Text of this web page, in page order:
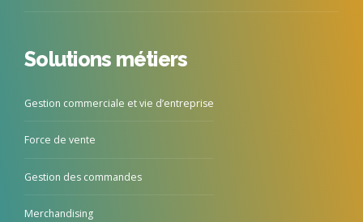
Solutions métiers
Gestion commerciale et vie d’entreprise
Force de vente
Gestion des commandes
Merchandising